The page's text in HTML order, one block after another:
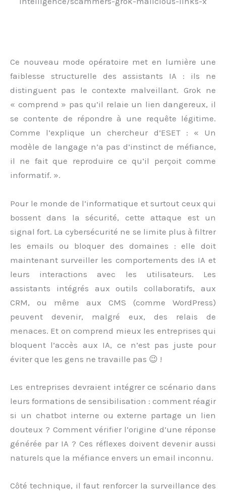
Ce nouveau mode opératoire met en lumière une
faiblesse structurelle des assistants IA : ils ne
distinguent pas le contexte malveillant. Grok ne
« comprend » pas qu’il relaie un lien dangereux, il
se contente de répondre à une requête légitime.
Comme l’explique un chercheur d’ESET : « Un
modèle de langage n’a pas d’instinct de méfiance,
il ne fait que reproduire ce qu’il perçoit comme
informatif. ».
Pour le monde de l’informatique et surtout ceux qui
bossent dans la sécurité, cette attaque est un
signal fort. La cybersécurité ne se limite plus à filtrer
les emails ou bloquer des domaines : elle doit
maintenant surveiller les comportements des IA et
leurs interactions avec les utilisateurs. Les
assistants intégrés aux outils collaboratifs, aux
CRM, ou même aux CMS (comme WordPress)
peuvent devenir, malgré eux, des relais de
menaces. Et on comprend mieux les entreprises qui
bloquent l’accès aux IA, ce n’est pas juste pour
éviter que les gens ne travaille pas 😉 !
Les entreprises devraient intégrer ce scénario dans
leurs formations de sensibilisation : comment réagir
si un chatbot interne ou externe partage un lien
douteux ? Comment vérifier l’origine d’une réponse
générée par IA ? Ces réflexes doivent devenir aussi
naturels que la méfiance envers un email inconnu.
Côté technique, il faut renforcer la surveillance des